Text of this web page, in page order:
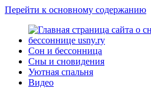
Перейти к основному содержанию
Сон и бессонница
Сны и сновидения
Уютная спальня
Видео